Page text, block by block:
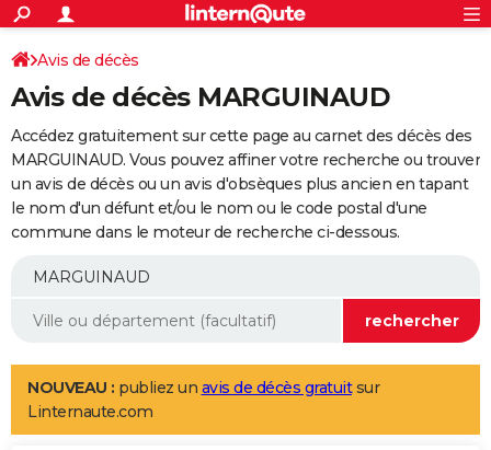
ACTUALITÉS
Politique
Société
Faits Divers
Education
Monde
Villes
+
SPORT
Coupe du monde 2026
Football
Tennis
Cyclisme
Rugby
Forum
Programme TV
TNT
Streaming
Cinéma
Sorties cinéma
Musique
+
FINANCE
Impôts
Immobilier
Risques naturels par ville
Banque
Assurance
Crédit
AUTO
Essais
Réserver un essai
Citadines
Berlines
SUV
Forum auto
+
Mobiles
Meilleur smartphone
Internet
Ordinateurs
Jeux vidéo
Guide high-tech
Aménagement intérieur
LIFESTYLE
Art de vivre
Bien-être
Loisirs
Mode
Modes de vie
Avis de décès
Avis de décès MARGUINAUD
Accédez gratuitement sur cette page au carnet des décès des
MARGUINAUD. Vous pouvez affiner votre recherche ou trouver
un avis de décès ou un avis d'obsèques plus ancien en tapant
le nom d'un défunt et/ou le nom ou le code postal d'une
commune dans le moteur de recherche ci-dessous.
NOUVEAU : publiez un avis de décès gratuitsur
Linternaute.com